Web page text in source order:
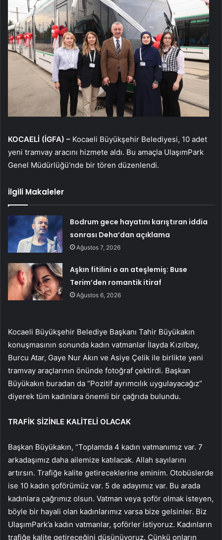
KOCAELİ (İGFA) – Kocaeli Büyükşehir Belediyesi, 10 adet
yeni tramvay aracını hizmete aldı. Bu amaçla UlaşımPark
Genel Müdürlüğü’nde bir tören düzenlendi.
İlgili Makaleler
Bodrum gece hayatını karıştıran iddia
sonrası Deha’dan açıklama
Ağustos 7, 2026
Aşkın fitilini o an ateşlemiş: Buse
Terim’den romantik itiraf
Ağustos 6, 2026
Kocaeli Büyükşehir Belediye Başkanı Tahir Büyükakın
konuşmasının sonunda kadın vatmanlar İlayda Kızılbay,
Burcu Atar, Gaye Nur Akın ve Asiye Çelik ile birlikte yeni
tramvay araçlarının önünde fotoğraf çektirdi. Başkan
Büyükakın buradan da “Pozitif ayrımcılık uygulayacağız”
diyerek tüm kadınlara önemli bir çağrıda bulundu.
TRAFİK SİZİNLE KALİTELİ OLACAK
Başkan Büyükakın, “Toplamda 4 kadın vatmanımız var. 7
arkadaşımız daha ailemize katılacak. Allah sayılarını
artırsın. Trafiğe kalite getireceklerine eminim. Otobüslerde
ise 10 kadın şoförümüz var. 5 de adayımız var. Bu arada
kadınlara çağrımız olsun. Vatman veya şoför olmak isteyen,
böyle bir hayali olan kadınlarımız varsa bize gelsinler. Biz
UlaşımPark’a kadın vatmanlar, şoförler istiyoruz. Kadınların
trafiğe kalite getireceğini düşünüyoruz. Çünkü onların